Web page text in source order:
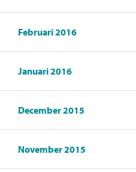
Februari 2016
Januari 2016
December 2015
November 2015